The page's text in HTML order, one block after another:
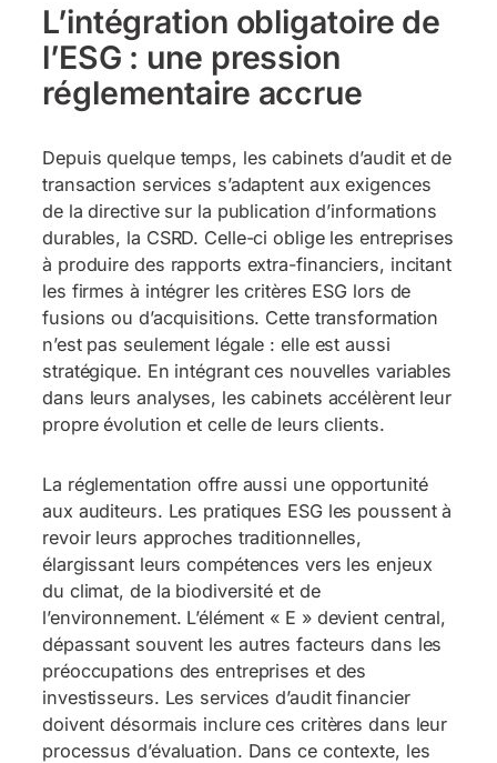
L’intégration obligatoire de
l’ESG : une pression
réglementaire accrue
Depuis quelque temps, les cabinets d’audit et de
transaction services s’adaptent aux exigences
de la directive sur la publication d’informations
durables, la CSRD. Celle-ci oblige les entreprises
à produire des rapports extra-financiers, incitant
les firmes à intégrer les critères ESG lors de
fusions ou d’acquisitions. Cette transformation
n’est pas seulement légale : elle est aussi
stratégique. En intégrant ces nouvelles variables
dans leurs analyses, les cabinets accélèrent leur
propre évolution et celle de leurs clients.
La réglementation offre aussi une opportunité
aux auditeurs. Les pratiques ESG les poussent à
revoir leurs approches traditionnelles,
élargissant leurs compétences vers les enjeux
du climat, de la biodiversité et de
l’environnement. L’élément « E » devient central,
dépassant souvent les autres facteurs dans les
préoccupations des entreprises et des
investisseurs. Les services d’audit financier
doivent désormais inclure ces critères dans leur
processus d’évaluation. Dans ce contexte, les